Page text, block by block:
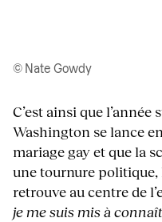
© Nate Gowdy
C’est ainsi que
Washington se lance
mariage gay et que la
une tournure
retrouve au centre de
je me suis mis à